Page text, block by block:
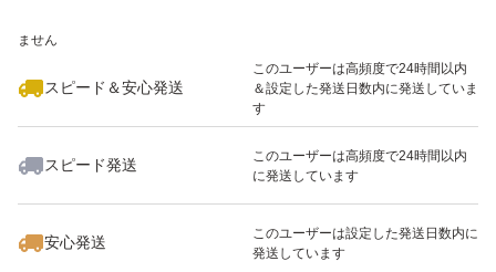
ません
スピード＆安心発送
このユーザーは高頻度で24時間以内
＆設定した発送日数内に発送していま
す
スピード発送
このユーザーは高頻度で24時間以内
に発送しています
安心発送
このユーザーは設定した発送日数内に
発送しています
いいね！
4,800